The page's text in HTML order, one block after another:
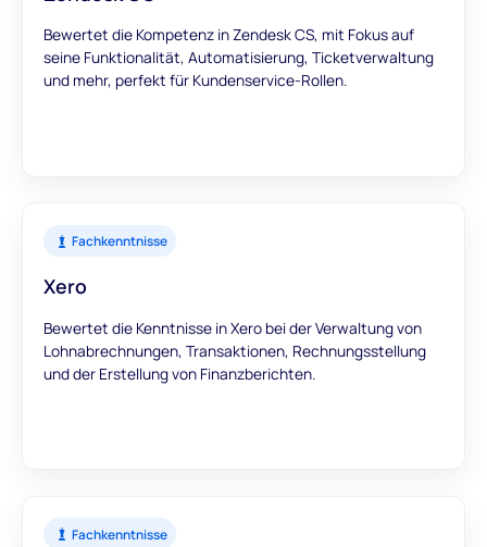
Bewertet die Kompetenz in Zendesk CS, mit Fokus auf
seine Funktionalität, Automatisierung, Ticketverwaltung
und mehr, perfekt für Kundenservice-Rollen.
Fachkenntnisse
Xero
Bewertet die Kenntnisse in Xero bei der Verwaltung von
Lohnabrechnungen, Transaktionen, Rechnungsstellung
und der Erstellung von Finanzberichten.
Fachkenntnisse